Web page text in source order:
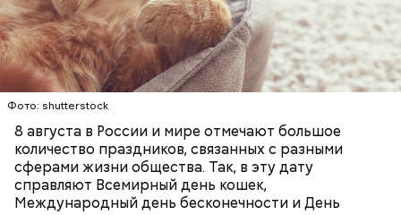
Фото: shutterstock
8 августа в России и мире отмечают большое
количество праздников, связанных с разными
сферами жизни общества. Так, в эту дату
справляют Всемирный день кошек,
Международный день бесконечности и День
специальные парки для выгуливания котов,
кошачьи магазины и другие заведения.
вечеринки, играют в видеоигры и проводят время,
наслаждаясь свободой и независимостью, пока
это возможно, ведь может быть и так, что через год
они уже не будут холостяками.